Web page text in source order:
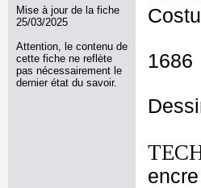
Mise à jour de la fiche
25/03/2025
Attention, le contenu de
cette fiche ne reflète
pas nécessairement le
dernier état du savoir.
1686